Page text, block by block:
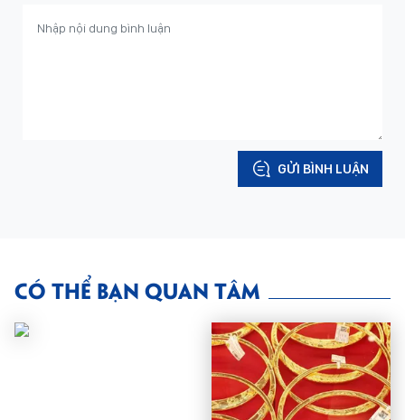
GỬI BÌNH LUẬN
CÓ THỂ BẠN QUAN TÂM